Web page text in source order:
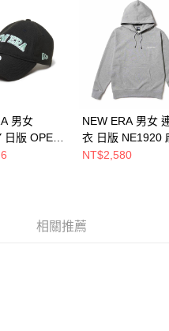
個別帳號之用戶狀況，依本公司即
不足之情形，本公司將視審查結果
訊註冊。若發現惡意使用之情形，
使用額度並採取法律行動。
男女
版 OPEN
NEW ERA 男女
衣 日版 NE1920
NE14735040
NT$2,580
相關推薦